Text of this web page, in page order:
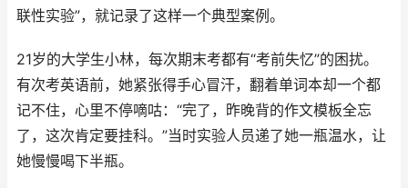
联性实验”，就记录了这样一个典型案例。
21岁的大学生小林，每次期末考都有“考前失忆”的困扰。
有次考英语前，她紧张得手心冒汗，翻着单词本却一个都
记不住，心里不停嘀咕：“完了，昨晚背的作文模板全忘
了，这次肯定要挂科。”当时实验人员递了她一瓶温水，让
她慢慢喝下半瓶。